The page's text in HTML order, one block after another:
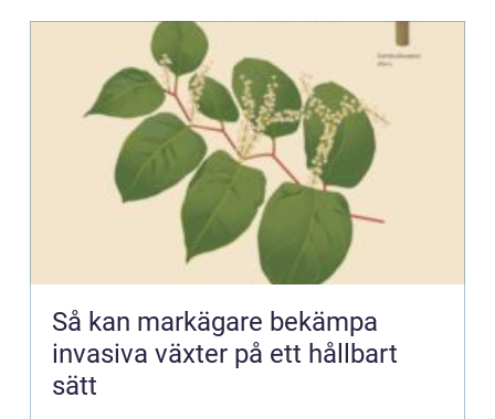
Så kan markägare bekämpa
invasiva växter på ett hållbart
sätt